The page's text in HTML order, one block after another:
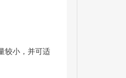
较小，并可适